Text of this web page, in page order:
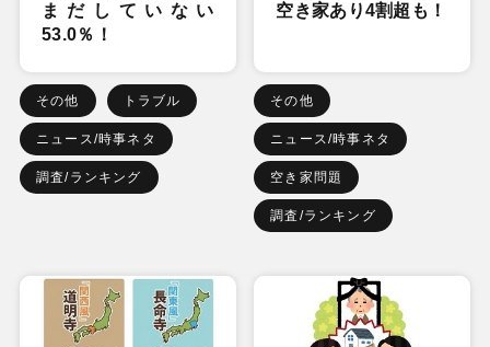
まだしていない
53.0％！
その他 トラブル
ニュース/時事ネタ
調査/ランキング
空き家あり4割超も！
その他
ニュース/時事ネタ
空き家問題
調査/ランキング